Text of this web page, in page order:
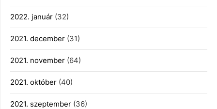
2022. január (32)
2021. december (31)
2021. november (64)
2021. október (40)
2021. szeptember (36)